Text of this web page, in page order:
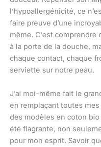
l’hypoallergénicité, ce
faire preuve d’une
même. C’est comprendre
à la porte de la douche,
chaque contact, chaque
serviette sur notre peau.
J’ai moi-même fait le
en remplaçant toutes
des modèles en coton bio
été flagrante, non
pour mon esprit. Savoir